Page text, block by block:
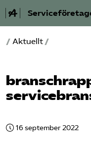
Om
Medlemskap
Auktorisation
/ Aktuellt /
16 september 2022